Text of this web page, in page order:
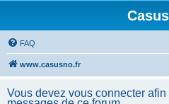
FAQ
www.casusno.fr
Vous devez vous connecter